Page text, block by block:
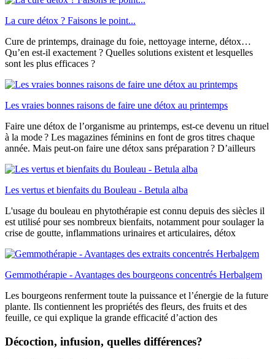
La cure détox ? Faisons le point...
Cure de printemps, drainage du foie, nettoyage interne, détox…
Qu’en est-il exactement ? Quelles solutions existent et lesquelles
sont les plus efficaces ?
Les vraies bonnes raisons de faire une détox au printemps
Faire une détox de l’organisme au printemps, est-ce devenu un rituel
à la mode ? Les magazines féminins en font de gros titres chaque
année. Mais peut-on faire une détox sans préparation ? D’ailleurs
Les vertus et bienfaits du Bouleau - Betula alba
L'usage du bouleau en phytothérapie est connu depuis des siècles il
est utilisé pour ses nombreux bienfaits, notamment pour soulager la
crise de goutte, inflammations urinaires et articulaires, détox
Gemmothérapie - Avantages des bourgeons concentrés Herbalgem
Les bourgeons renferment toute la puissance et l’énergie de la future
plante. Ils contiennent les propriétés des fleurs, des fruits et des
feuille, ce qui explique la grande efficacité d’action des
Décoction, infusion, quelles différences?